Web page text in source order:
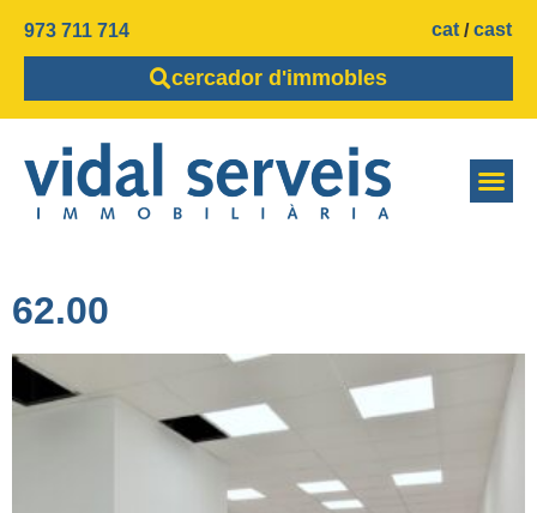
973 711 714 cat cast
cercador d'immobles
62.00